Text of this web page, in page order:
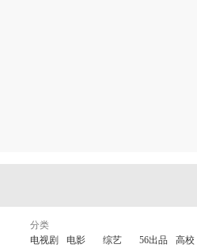
分类
电视剧
电影 综艺 56出品 高校